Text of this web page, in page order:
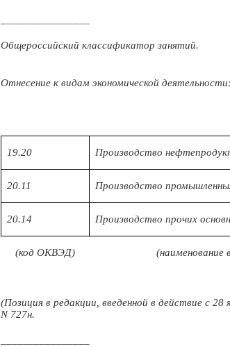
Общероссийский классификатор занятий.
Отнесение к видам экономической деятельности:
19.20 Производство
20.11 Производство
20.14 Производство прочих
(код ОКВЭД) (наименование
(Позиция в редакции, введенной в действие с
N 727н.